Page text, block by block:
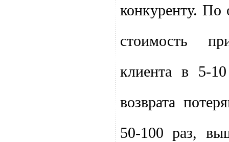
конкуренту. По
стоимость
клиента в 5-
возврата
50-100 раз,